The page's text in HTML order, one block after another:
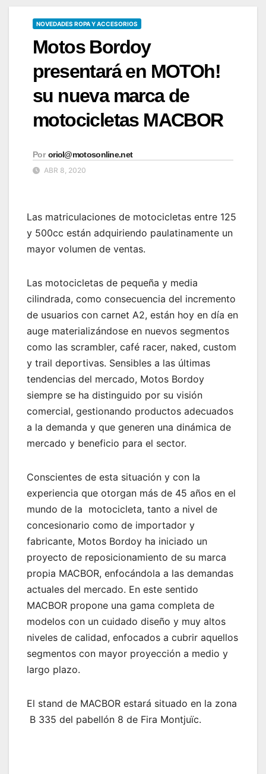
NOVEDADES ROPA Y ACCESORIOS
Motos Bordoy
presentará en MOTOh!
su nueva marca de
motocicletas MACBOR
Por oriol@motosonline.net
ABR 8, 2020
Las matriculaciones de motocicletas entre 125
y 500cc están adquiriendo paulatinamente un
mayor volumen de ventas.
Las motocicletas de pequeña y media
cilindrada, como consecuencia del incremento
de usuarios con carnet A2, están hoy en día en
auge materializándose en nuevos segmentos
como las scrambler, café racer, naked, custom
y trail deportivas. Sensibles a las últimas
tendencias del mercado, Motos Bordoy
siempre se ha distinguido por su visión
comercial, gestionando productos adecuados
a la demanda y que generen una dinámica de
mercado y beneficio para el sector.
Conscientes de esta situación y con la
experiencia que otorgan más de 45 años en el
mundo de la motocicleta, tanto a nivel de
concesionario como de importador y
fabricante, Motos Bordoy ha iniciado un
proyecto de reposicionamiento de su marca
propia MACBOR, enfocándola a las demandas
actuales del mercado. En este sentido
MACBOR propone una gama completa de
modelos con un cuidado diseño y muy altos
niveles de calidad, enfocados a cubrir aquellos
segmentos con mayor proyección a medio y
largo plazo.
El stand de MACBOR estará situado en la zona
B 335 del pabellón 8 de Fira Montjuïc.